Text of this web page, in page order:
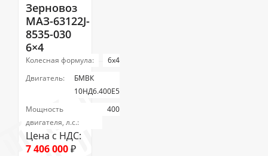
Зерновоз
МАЗ-63122J-
8535-030
6×4
Колесная формула:
6х4
Двигатель:
БМВК
10НД6.400Е5
Мощность
двигателя, л.с.:
400
Цена с НДС:
7 406 000₽